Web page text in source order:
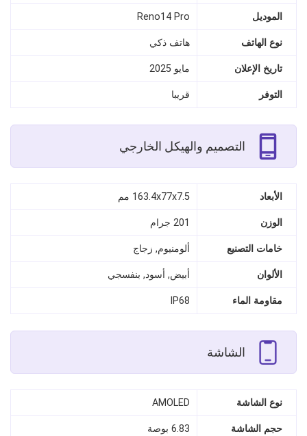
الموديل Reno14 Pro
نوع الهاتف هاتف ذكي
تاريخ الإعلان مايو 2025
التوفر قريبا
التصميم والهيكل الخارجي
الأبعاد 163.4x77x7.5 مم
الوزن 201 جرام
خامات التصنيع ألومنيوم, زجاج
الألوان أبيض, أسود, بنفسجي
مقاومة الماء IP68
الشاشة
نوع الشاشة AMOLED
حجم الشاشة 6.83 بوصة